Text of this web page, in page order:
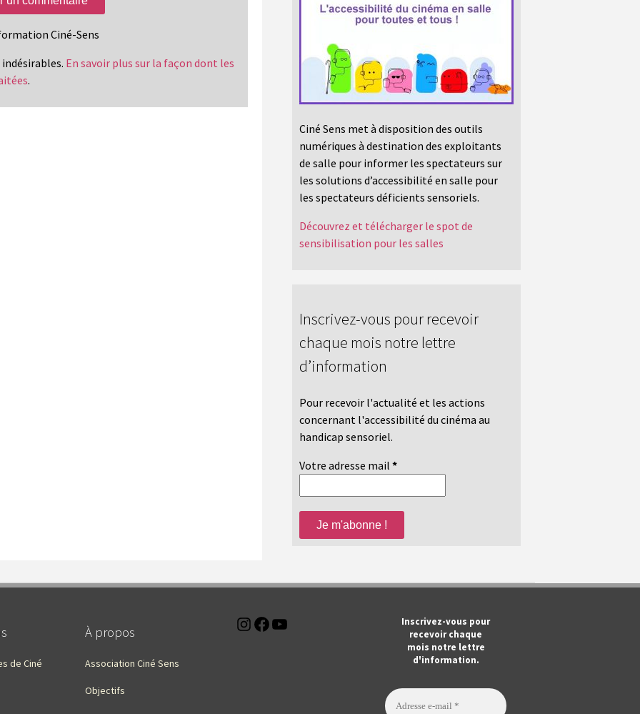
Ciné-Sens
En savoir plus sur la façon dont les
.
Ciné Sens met à disposition des outils
numériques à destination des exploitants
de salle pour informer les spectateurs sur
les solutions d’accessibilité en salle pour
les spectateurs déficients sensoriels.
Découvrez et télécharger le spot de
sensibilisation pour les salles
Inscrivez-vous pour recevoir
chaque mois notre lettre
d’information
Pour recevoir l'actualité et les actions
concernant l'accessibilité du cinéma au
handicap sensoriel.
Votre adresse mail *
de Ciné
À propos
Association Ciné Sens
Objectifs
Instagram
Facebook
Inscrivez-vous pour
recevoir chaque
mois notre lettre
d'information.